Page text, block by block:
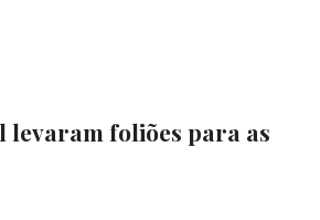
levaram foliões para as